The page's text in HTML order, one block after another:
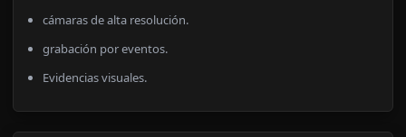
cámaras de alta resolución.
grabación por eventos.
Evidencias visuales.